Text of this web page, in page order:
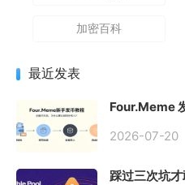
加密百科
最近发表
Four.Meme
2026-07-20
踩过三次坑